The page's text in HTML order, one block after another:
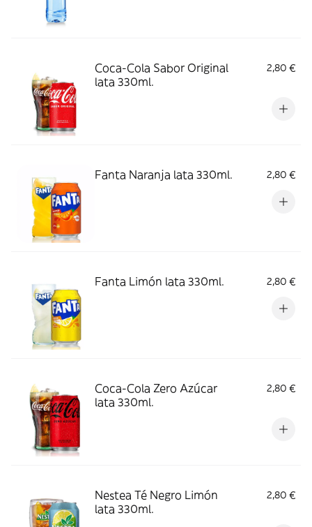
Coca-Cola Sabor Original
lata 330ml.
2,80 €
Fanta Naranja lata 330ml. 2,80 €
Fanta Limón lata 330ml. 2,80 €
Coca-Cola Zero Azúcar
lata 330ml.
2,80 €
Nestea Té Negro Limón
lata 330ml.
2,80 €